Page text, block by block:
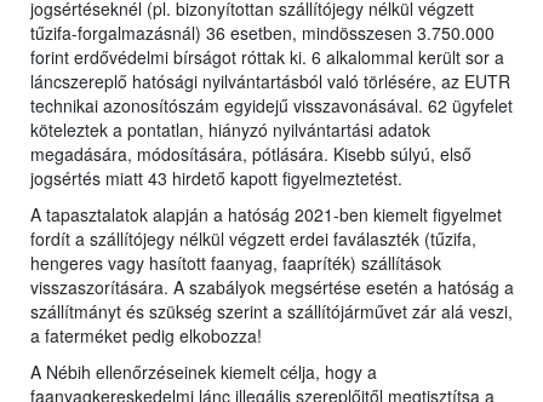
jogsértéseknél (pl. bizonyítottan szállítójegy nélkül végzett
tűzifa-forgalmazásnál) 36 esetben, mindösszesen 3.750.000
forint erdővédelmi bírságot róttak ki. 6 alkalommal került sor a
láncszereplő hatósági nyilvántartásból való törlésére, az EUTR
technikai azonosítószám egyidejű visszavonásával. 62 ügyfelet
köteleztek a pontatlan, hiányzó nyilvántartási adatok
megadására, módosítására, pótlására. Kisebb súlyú, első
jogsértés miatt 43 hirdető kapott figyelmeztetést.
A tapasztalatok alapján a hatóság 2021-ben kiemelt figyelmet
fordít a szállítójegy nélkül végzett erdei faválaszték (tűzifa,
hengeres vagy hasított faanyag, faapríték) szállítások
visszaszorítására. A szabályok megsértése esetén a hatóság a
szállítmányt és szükség szerint a szállítójárművet zár alá veszi,
a faterméket pedig elkobozza!
A Nébih ellenőrzéseinek kiemelt célja, hogy a
faanyagkereskedelmi lánc illegális szereplőitől megtisztítsa a